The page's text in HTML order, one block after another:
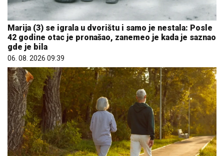
Marija (3) se igrala u dvorištu i samo je nestala: Posle
42 godine otac je pronašao, zanemeo je kada je saznao
gde je bila
06. 08. 2026 09:39